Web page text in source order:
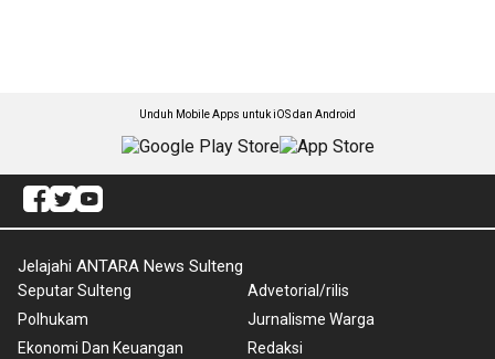
Unduh Mobile Apps untuk iOS dan Android
Jelajahi ANTARA News Sulteng
Seputar Sulteng
Polhukam
Ekonomi Dan Keuangan
Advetorial/rilis
Jurnalisme Warga
Redaksi